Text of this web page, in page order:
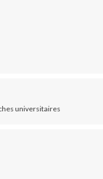
universitaires